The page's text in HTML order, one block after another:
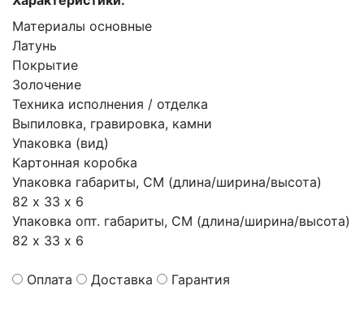
Материалы основные
Латунь
Покрытие
Золочение
Техника исполнения / отделка
Выпиловка, гравировка, камни
Упаковка (вид)
Картонная коробка
Упаковка габариты, СМ (длина/ширина/высота)
82 х 33 х 6
Упаковка опт. габариты, СМ (длина/ширина/высота)
82 х 33 х 6
Оплата Доставка Гарантия